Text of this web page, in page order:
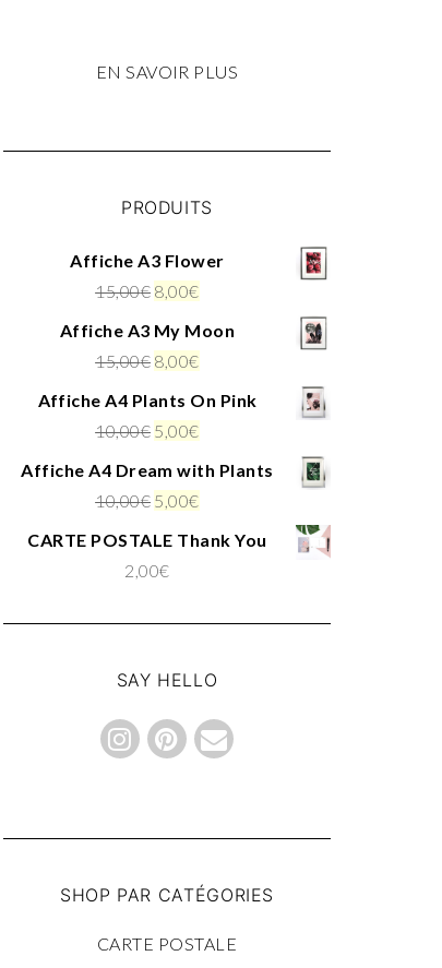
EN SAVOIR PLUS
PRODUITS
Affiche A3 Flower
15,00€ 8,00€
Affiche A3 My Moon
15,00€ 8,00€
Affiche A4 Plants On Pink
10,00€ 5,00€
Affiche A4 Dream with Plants
10,00€ 5,00€
CARTE POSTALE Thank You
2,00€
SAY HELLO
SHOP PAR CATÉGORIES
CARTE POSTALE